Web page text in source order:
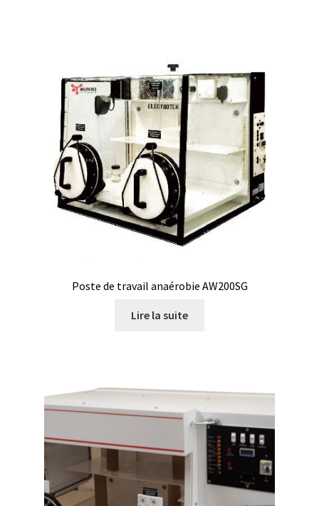
Bioréacteur
Blocs thermostatés
Boites à gants
Broyeur de cellules
Caméra – Vision
Cartes de communication
Centrifugeuses
Certificats de calibration de température
Poste de travail anaérobie AW200SG
Lire la suite